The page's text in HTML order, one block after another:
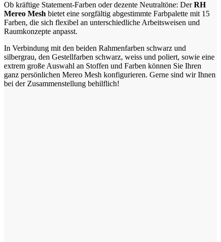
Ob kräftige Statement-Farben oder dezente Neutral­töne: DerRH
Mereo Mesh bietet eine sorgfältig abgestimmte Farbpalette mit 15
Farben, die sich flexibel an unterschiedliche Arbeitsweisen und
Raumkonzepte anpasst.
In Verbindung mit den beiden Rahmenfarben schwarz und
silbergrau, den Gestellfarben schwarz, weiss und poliert, sowie eine
extrem große Auswahl an Stoffen und Farben können Sie Ihren
ganz persönlichen Mereo Mesh konfigurieren. Gerne sind wir Ihnen
bei der Zusammenstellung behilflich!